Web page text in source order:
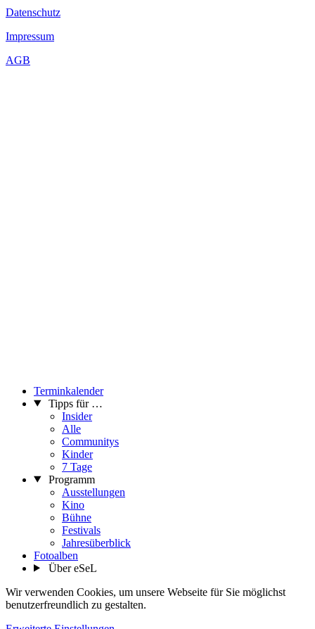
Datenschutz
Impressum
AGB
Terminkalender
Tipps für …
Insider
Alle
Communitys
Kinder
7 Tage
Programm
Ausstellungen
Kino
Bühne
Festivals
Jahresüberblick
Fotoalben
Über eSeL
Wir verwenden Cookies, um unsere Webseite für Sie möglichst
benutzerfreundlich zu gestalten.